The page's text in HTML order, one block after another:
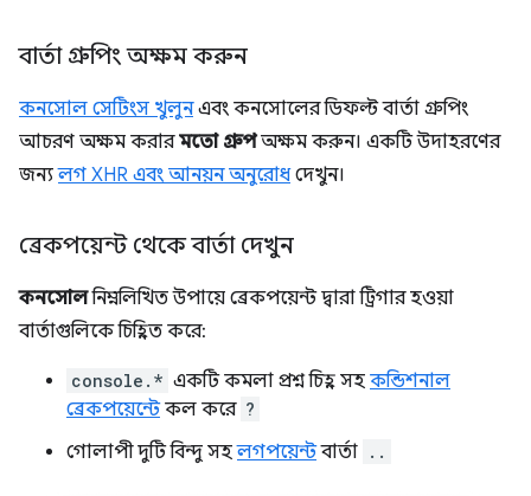
বার্তা গ্রুপিং অক্ষম করুন
কনসোল সেটিংস খুলুনএবং কনসোলের ডিফল্ট বার্তা গ্রুপিং
আচরণ অক্ষম করারমতো গ্রুপঅক্ষম করুন। একটি উদাহরণের
জন্যলগ XHR এবং আনয়ন অনুরোধদেখুন।
ব্রেকপয়েন্ট থেকে বার্তা দেখুন
কনসোলনিম্নলিখিত উপায়ে ব্রেকপয়েন্ট দ্বারা ট্রিগার হওয়া
বার্তাগুলিকে চিহ্নিত করে:
console.* একটি কমলা প্রশ্ন চিহ্ন সহ কন্ডিশনাল
ব্রেকপয়েন্টেকল করে ?
গোলাপী দুটি বিন্দু সহলগপয়েন্টবার্তা ..